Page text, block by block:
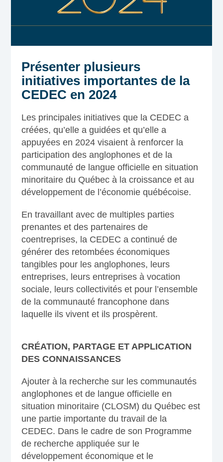
Présenter plusieurs
initiatives importantes de la
CEDEC en 2024
Les principales initiatives que la CEDEC a
créées, qu’elle a guidées et qu’elle a
appuyées en 2024 visaient à renforcer la
participation des anglophones et de la
communauté de langue officielle en situation
minoritaire du Québec à la croissance et au
développement de l’économie québécoise.
En travaillant avec de multiples parties
prenantes et des partenaires de
coentreprises, la CEDEC a continué de
générer des retombées économiques
tangibles pour les anglophones, leurs
entreprises, leurs entreprises à vocation
sociale, leurs collectivités et pour l’ensemble
de la communauté francophone dans
laquelle ils vivent et ils prospèrent.
CRÉATION, PARTAGE ET APPLICATION
DES CONNAISSANCES
Ajouter à la recherche sur les communautés
anglophones et de langue officielle en
situation minoritaire (CLOSM) du Québec est
une partie importante du travail de la
CEDEC. Dans le cadre de son Programme
de recherche appliquée sur le
développement économique et le